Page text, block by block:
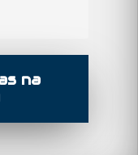
na